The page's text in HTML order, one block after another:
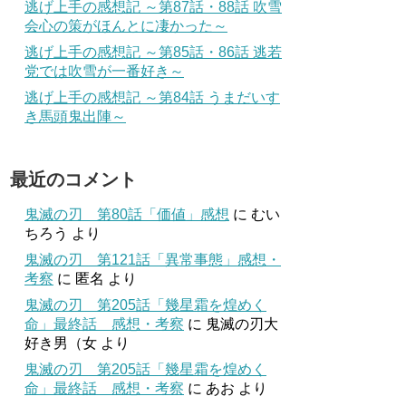
逃げ上手の感想記 ～第87話・88話 吹雪
会心の策がほんとに凄かった～
逃げ上手の感想記 ～第85話・86話 逃若
党では吹雪が一番好き～
逃げ上手の感想記 ～第84話 うまだいす
き馬頭鬼出陣～
最近のコメント
鬼滅の刃 第80話「価値」感想 に むい
ちろう より
鬼滅の刃 第121話「異常事態」感想・
考察 に 匿名 より
鬼滅の刃 第205話「幾星霜を煌めく
命」最終話 感想・考察 に 鬼滅の刃大
好き男（女 より
鬼滅の刃 第205話「幾星霜を煌めく
命」最終話 感想・考察 に あお より